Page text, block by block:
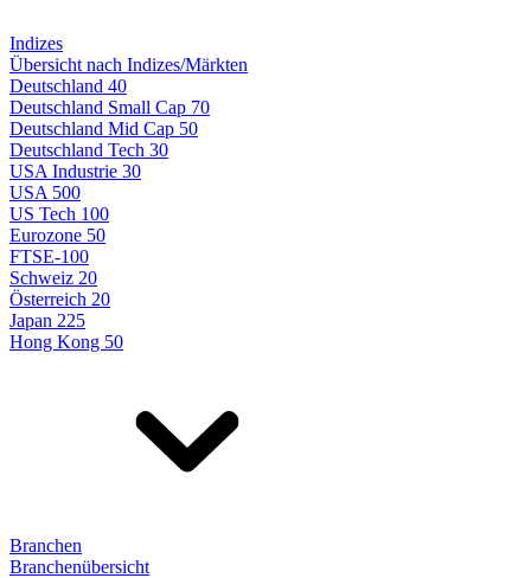
Indizes
Übersicht nach Indizes/Märkten
Deutschland 40
Deutschland Small Cap 70
Deutschland Mid Cap 50
Deutschland Tech 30
USA Industrie 30
USA 500
US Tech 100
Eurozone 50
FTSE-100
Schweiz 20
Österreich 20
Japan 225
Hong Kong 50
Branchen
Branchenübersicht